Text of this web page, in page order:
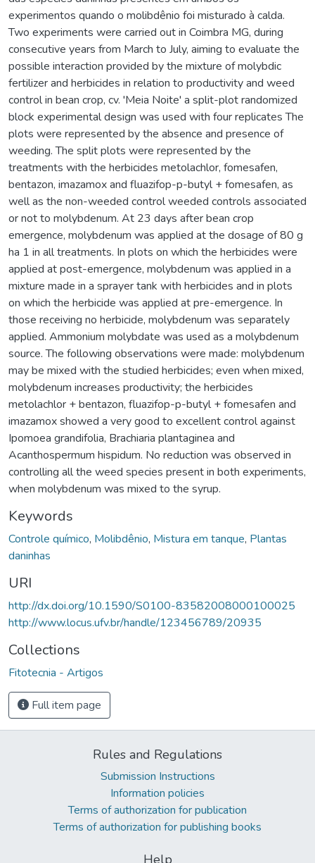
experimentos quando o molibdênio foi misturado à calda.
Two experiments were carried out in Coimbra MG, during
consecutive years from March to July, aiming to evaluate the
possible interaction provided by the mixture of molybdic
fertilizer and herbicides in relation to productivity and weed
control in bean crop, cv. 'Meia Noite' a split-plot randomized
block experimental design was used with four replicates The
plots were represented by the absence and presence of
weeding. The split plots were represented by the
treatments with the herbicides metolachlor, fomesafen,
bentazon, imazamox and fluazifop-p-butyl + fomesafen, as
well as the non-weeded control weeded controls associated
or not to molybdenum. At 23 days after bean crop
emergence, molybdenum was applied at the dosage of 80 g
ha 1 in all treatments. In plots on which the herbicides were
applied at post-emergence, molybdenum was applied in a
mixture made in a sprayer tank with herbicides and in plots
on which the herbicide was applied at pre-emergence. In
those receiving no herbicide, molybdenum was separately
applied. Ammonium molybdate was used as a molybdenum
source. The following observations were made: molybdenum
may be mixed with the studied herbicides; even when mixed,
molybdenum increases productivity; the herbicides
metolachlor + bentazon, fluazifop-p-butyl + fomesafen and
imazamox showed a very good to excellent control against
Ipomoea grandifolia, Brachiaria plantaginea and
Acanthospermum hispidum. No reduction was observed in
controlling all the weed species present in both experiments,
when molybdenum was mixed to the syrup.
Keywords
Controle químico, Molibdênio, Mistura em tanque, Plantas
daninhas
URI
http://dx.doi.org/10.1590/S0100-83582008000100025
http://www.locus.ufv.br/handle/123456789/20935
Collections
Fitotecnia - Artigos
Full item page
Rules and Regulations
Submission Instructions
Information policies
Terms of authorization for publication
Terms of authorization for publishing books
Help